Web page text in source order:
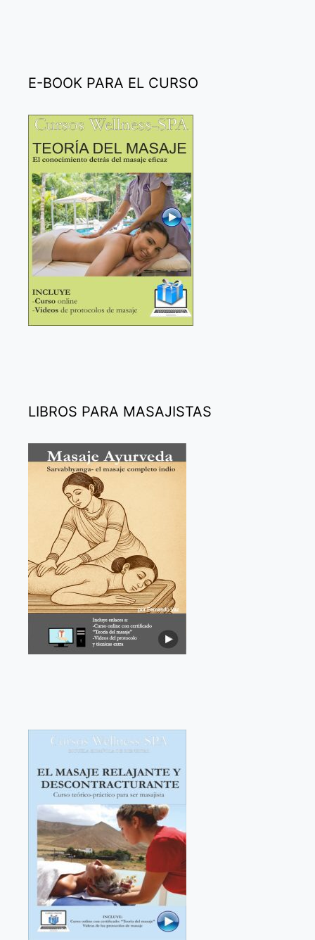
E-BOOK PARA EL CURSO
LIBROS PARA MASAJISTAS